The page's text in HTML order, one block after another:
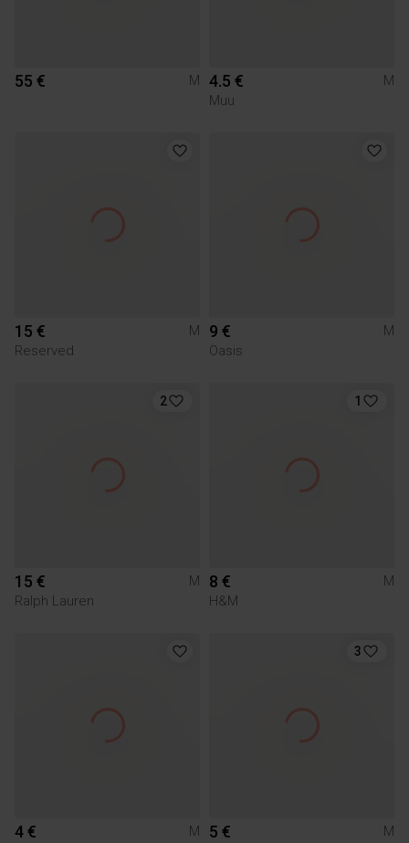
55 € M 4.5 €
M
Muu
15 €
M
Reserved
9 €
M
Oasis
2
15 €
M
Ralph Lauren
1
8 €
M
H&M
4 €
M
3
5 €
M